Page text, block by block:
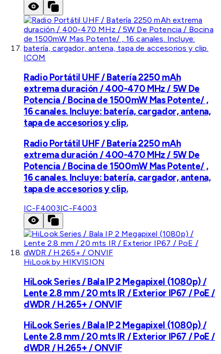
ICOM
Radio Portátil UHF / Batería 2250 mAh
extrema duración / 400-470 MHz / 5W De
Potencia / Bocina de 1500mW Mas Potente/ ,
16 canales. Incluye: batería, cargador, antena,
tapa de accesorios y clip.
Radio Portátil UHF / Batería 2250 mAh
extrema duración / 400-470 MHz / 5W De
Potencia / Bocina de 1500mW Mas Potente/ ,
16 canales. Incluye: batería, cargador, antena,
tapa de accesorios y clip.
IC-F4003IC-F4003
HiLook by HIKVISION
HiLook Series / Bala IP 2 Megapixel (1080p) /
Lente 2.8 mm / 20 mts IR / Exterior IP67 / PoE /
dWDR / H.265+ / ONVIF
HiLook Series / Bala IP 2 Megapixel (1080p) /
Lente 2.8 mm / 20 mts IR / Exterior IP67 / PoE /
dWDR / H.265+ / ONVIF